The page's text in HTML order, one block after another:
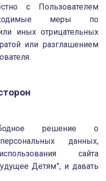
с Пользователем
меры по
иных отрицательных
или разглашением
решение о
данных,
сайта
Детям”, и давать